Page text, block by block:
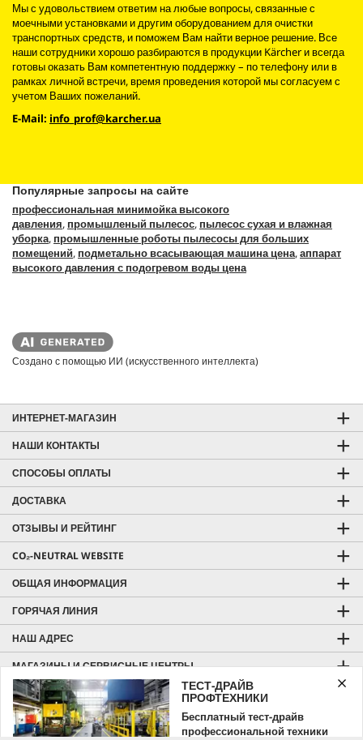
ТЕСТ-ДРАЙВ
ПРОФТЕХНИКИ
Бесплатный тест-драйв
профессиональной техники
Мы с удовольствием ответим на любые вопросы, связанные с
моечными установками и другим оборудованием для очистки
транспортных средств, и поможем Вам найти верное решение. Все
наши сотрудники хорошо разбираются в продукции Kärcher и всегда
готовы оказать Вам компетентную поддержку – по телефону или в
рамках личной встречи, время проведения которой мы согласуем с
учетом Ваших пожеланий.
E-Mail: info_prof@karcher.ua
Популярные запросы на сайте
профессиональная минимойка высокого
давления, промышленый пылесос, пылесос сухая и влажная
уборка, промышленные роботы пылесосы для больших
помещений, подметально всасывающая машина цена,аппарат
высокого давления с подогревом воды цена
Создано с помощью ИИ (искусственного интеллекта)
ИНТЕРНЕТ-МАГАЗИН
НАШИ КОНТАКТЫ
СПОСОБЫ ОПЛАТЫ
ДОСТАВКА
ОТЗЫВЫ И РЕЙТИНГ
CO₂-NEUTRAL WEBSITE
ОБЩАЯ ИНФОРМАЦИЯ
ГОРЯЧАЯ ЛИНИЯ
НАШ АДРЕС
МАГАЗИНЫ И СЕРВИСНЫЕ ЦЕНТРЫ
KÄRCHER HOME & GARDEN
KÄRCHER PROFESSIONAL